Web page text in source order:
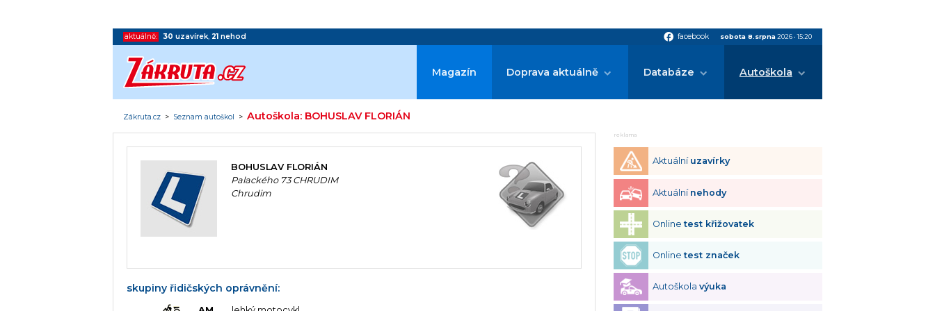
aktuálně: 30 uzavírek,21 nehod facebook facebook sobota 8.srpna 2026•15:20
Magazín Doprava aktuálně Databáze Autoškola
Zákruta.cz > Seznam autoškol >Autoškola: BOHUSLAV FLORIÁN
BOHUSLAV FLORIÁN
Palackého 73 CHRUDIM
Chrudim
skupiny řidičských oprávnění:
reklama
Aktuální uzavírky
Aktuální nehody
Onlinetest křižovatek
Onlinetest značek
Autoškolavýuka